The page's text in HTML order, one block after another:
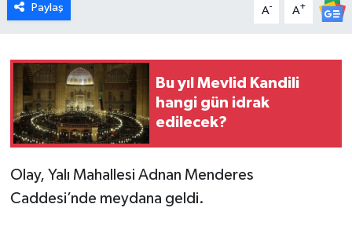
Paylaş A- A+
Bu yıl Mevlid Kandili
hangi gün idrak
edilecek?
Olay, Yalı Mahallesi Adnan Menderes
Caddesi’nde meydana geldi.
Genel
Gündem
Hisarcık
İlçeler
Köşe Yazıları